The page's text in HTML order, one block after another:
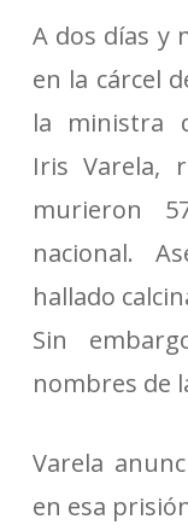
A dos días y
en la cárcel
la ministra
Iris Varela,
murieron
nacional.
hallado
Sin
nombres de
Varela
en esa